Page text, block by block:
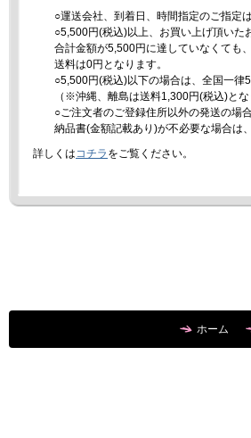
○運送会社、到着日、時間指定のご指定
○5,500円(税込)以上、お買い上げ頂いた
合計金額が5,500円に達していなくても
送料は0円となります。
○5,500円(税込)以下の場合は、全国一律
（※沖縄、離島は送料1,300円(税込)とな
○ご注文者のご登録住所以外の発送の場
納品書(金額記載あり)が不必要な場合は
詳しくはコチラ をご覧ください。
ホーム